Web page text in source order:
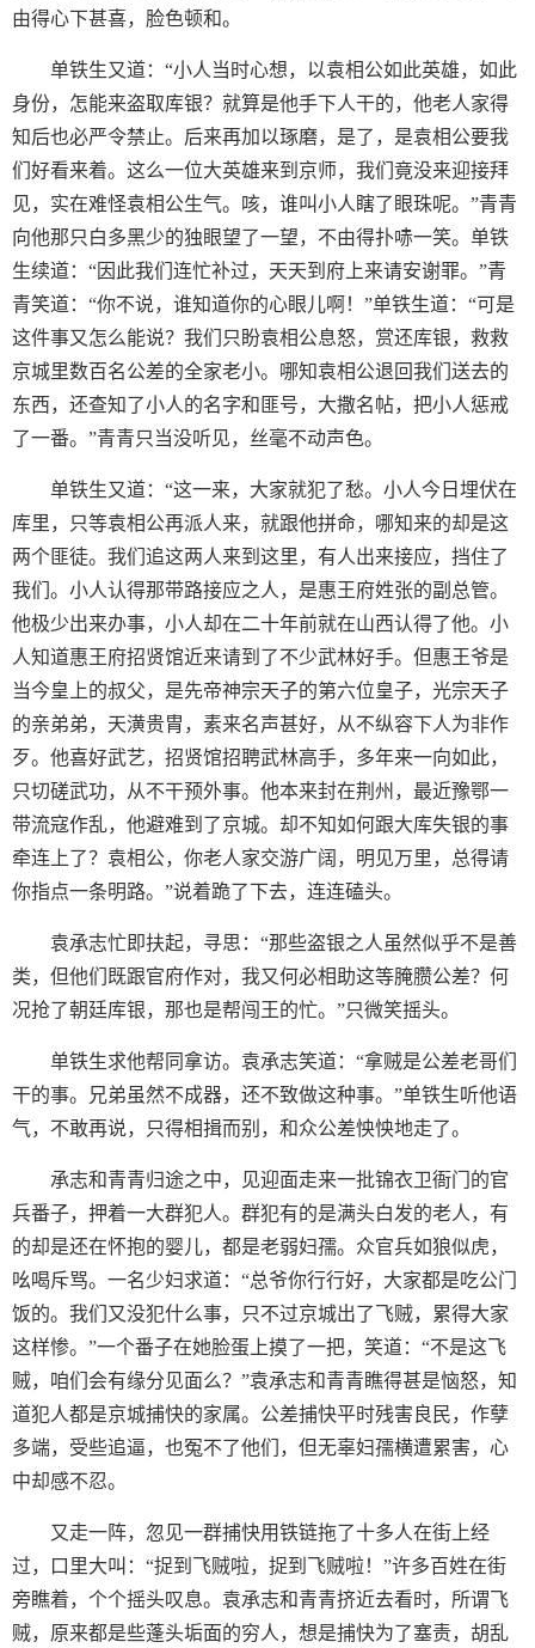
由得心下甚喜，脸色顿和。
单铁生又道：“小人当时心想，以袁相公如此英雄，如此
身份，怎能来盗取库银？就算是他手下人干的，他老人家得
知后也必严令禁止。后来再加以琢磨，是了，是袁相公要我
们好看来着。这么一位大英雄来到京师，我们竟没来迎接拜
见，实在难怪袁相公生气。咳，谁叫小人瞎了眼珠呢。”青青
向他那只白多黑少的独眼望了一望，不由得扑哧一笑。单铁
生续道：“因此我们连忙补过，天天到府上来请安谢罪。”青
青笑道：“你不说，谁知道你的心眼儿啊！”单铁生道：“可是
这件事又怎么能说？我们只盼袁相公息怒，赏还库银，救救
京城里数百名公差的全家老小。哪知袁相公退回我们送去的
东西，还查知了小人的名字和匪号，大撒名帖，把小人惩戒
了一番。”青青只当没听见，丝毫不动声色。
单铁生又道：“这一来，大家就犯了愁。小人今日埋伏在
库里，只等袁相公再派人来，就跟他拼命，哪知来的却是这
两个匪徒。我们追这两人来到这里，有人出来接应，挡住了
我们。小人认得那带路接应之人，是惠王府姓张的副总管。
他极少出来办事，小人却在二十年前就在山西认得了他。小
人知道惠王府招贤馆近来请到了不少武林好手。但惠王爷是
当今皇上的叔父，是先帝神宗天子的第六位皇子，光宗天子
的亲弟弟，天潢贵胄，素来名声甚好，从不纵容下人为非作
歹。他喜好武艺，招贤馆招聘武林高手，多年来一向如此，
只切磋武功，从不干预外事。他本来封在荆州，最近豫鄂一
带流寇作乱，他避难到了京城。却不知如何跟大库失银的事
牵连上了？袁相公，你老人家交游广阔，明见万里，总得请
你指点一条明路。”说着跪了下去，连连磕头。
袁承志忙即扶起，寻思：“那些盗银之人虽然似乎不是善
类，但他们既跟官府作对，我又何必相助这等腌臜公差？何
况抢了朝廷库银，那也是帮闯王的忙。”只微笑摇头。
单铁生求他帮同拿访。袁承志笑道：“拿贼是公差老哥们
干的事。兄弟虽然不成器，还不致做这种事。”单铁生听他语
气，不敢再说，只得相揖而别，和众公差怏怏地走了。
承志和青青归途之中，见迎面走来一批锦衣卫衙门的官
兵番子，押着一大群犯人。群犯有的是满头白发的老人，有
的却是还在怀抱的婴儿，都是老弱妇孺。众官兵如狼似虎，
吆喝斥骂。一名少妇求道：“总爷你行行好，大家都是吃公门
饭的。我们又没犯什么事，只不过京城出了飞贼，累得大家
这样惨。”一个番子在她脸蛋上摸了一把，笑道：“不是这飞
贼，咱们会有缘分见面么？”袁承志和青青瞧得甚是恼怒，知
道犯人都是京城捕快的家属。公差捕快平时残害良民，作孽
多端，受些追逼，也冤不了他们，但无辜妇孺横遭累害，心
中却感不忍。
又走一阵，忽见一群捕快用铁链拖了十多人在街上经
过，口里大叫：“捉到飞贼啦，捉到飞贼啦！”许多百姓在街
旁瞧着，个个摇头叹息。袁承志和青青挤近去看时，所谓飞
贼，原来都是些蓬头垢面的穷人，想是捕快为了塞责，胡乱